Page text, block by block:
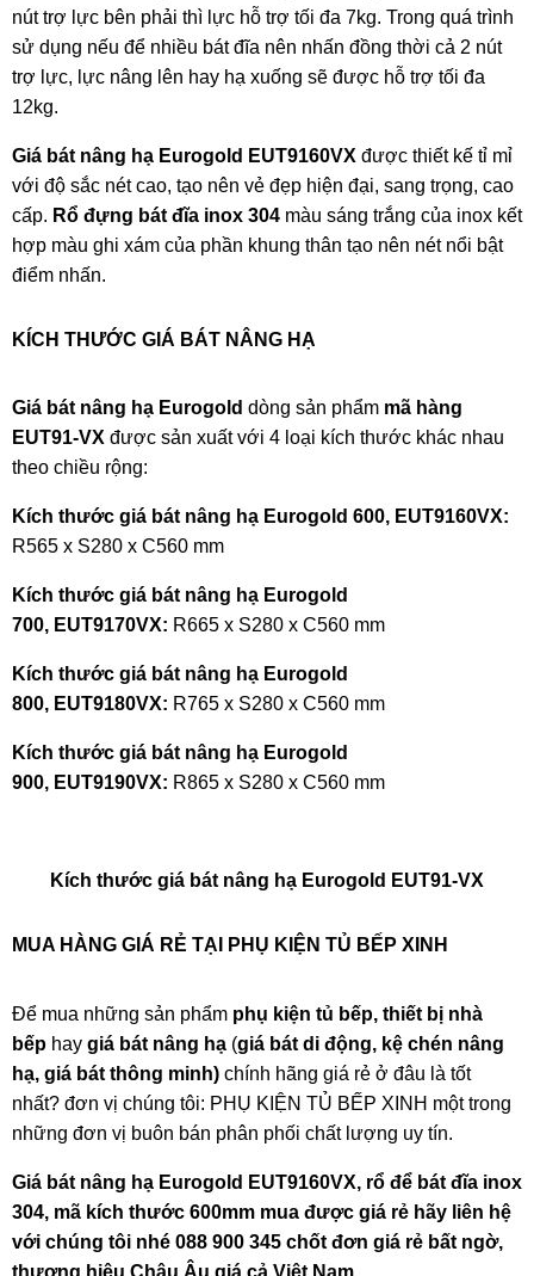
nút trợ lực bên phải thì lực hỗ trợ tối đa 7kg. Trong quá trình
sử dụng nếu để nhiều bát đĩa nên nhấn đồng thời cả 2 nút
trợ lực, lực nâng lên hay hạ xuống sẽ được hỗ trợ tối đa
12kg.
Giá bát nâng hạ Eurogold EUT9160VX được thiết kế tỉ mỉ
với độ sắc nét cao, tạo nên vẻ đẹp hiện đại, sang trọng, cao
cấp. Rổ đựng bát đĩa inox 304 màu sáng trắng của inox kết
hợp màu ghi xám của phần khung thân tạo nên nét nổi bật
điểm nhấn.
KÍCH THƯỚC GIÁ BÁT NÂNG HẠ
Giá bát nâng hạ Eurogold dòng sản phẩm mã hàng
EUT91-VX được sản xuất với 4 loại kích thước khác nhau
theo chiều rộng:
Kích thước giá bát nâng hạ Eurogold 600, EUT9160VX:
R565 x S280 x C560 mm
Kích thước giá bát nâng hạ Eurogold
700, EUT9170VX: R665 x S280 x C560 mm
Kích thước giá bát nâng hạ Eurogold
800, EUT9180VX: R765 x S280 x C560 mm
Kích thước giá bát nâng hạ Eurogold
900, EUT9190VX: R865 x S280 x C560 mm
Kích thước giá bát nâng hạ Eurogold EUT91-VX
MUA HÀNG GIÁ RẺ TẠI PHỤ KIỆN TỦ BẾP XINH
Để mua những sản phẩm phụ kiện tủ bếp, thiết bị nhà
bếp hay giá bát nâng hạ (giá bát di động, kệ chén nâng
hạ, giá bát thông minh) chính hãng giá rẻ ở đâu là tốt
nhất? đơn vị chúng tôi: PHỤ KIỆN TỦ BẾP XINH một trong
những đơn vị buôn bán phân phối chất lượng uy tín.
Giá bát nâng hạ Eurogold EUT9160VX, rổ để bát đĩa inox
304, mã kích thước 600mm mua được giá rẻ hãy liên hệ
với chúng tôi nhé 088 900 345 chốt đơn giá rẻ bất ngờ,